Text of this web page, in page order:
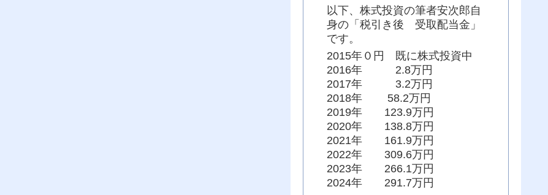
以下、株式投資の筆者安次郎自
身の「税引き後 受取配当金」
です。
2015年０円 既に株式投資中
2016年 2.8万円
2017年 3.2万円
2018年 58.2万円
2019年 123.9万円
2020年 138.8万円
2021年 161.9万円
2022年 309.6万円
2023年 266.1万円
2024年 291.7万円